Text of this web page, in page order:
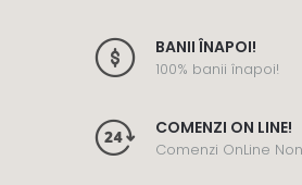
BANII ÎNAPOI!
100% banii înapoi!
COMENZI ON LINE!
Comenzi OnLine